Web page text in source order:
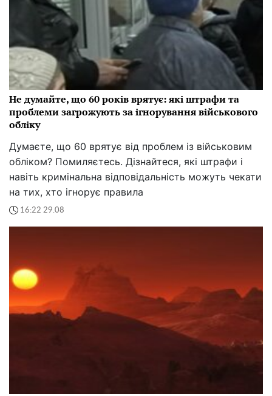
Не думайте, що 60 років врятує: які штрафи та
проблеми загрожують за ігнорування військового
обліку
Думаєте, що 60 врятує від проблем із військовим
обліком? Помиляєтесь. Дізнайтеся, які штрафи і
навіть кримінальна відповідальність можуть чекати
на тих, хто ігнорує правила
16:22 29.08